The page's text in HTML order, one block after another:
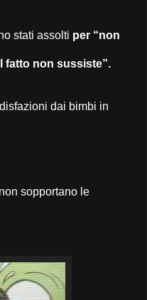
stati assolti per “non
fatto non sussiste”.
dai bimbi in
sopportano le